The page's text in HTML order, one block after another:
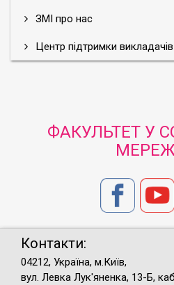
ЗМІ про нас
Центр підтримки викладачів
ФАКУЛЬТЕТ У
Контакти:
04212, Україна, м.Київ,
вул. Левка Лук'яненка, 13-Б,